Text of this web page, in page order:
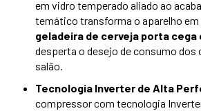
em vidro temperado aliado ao
temático transforma o aparelho
geladeira de cerveja porta cega
desperta o desejo de consumo dos
salão.
Tecnologia Inverter de Alta
compressor com tecnologia